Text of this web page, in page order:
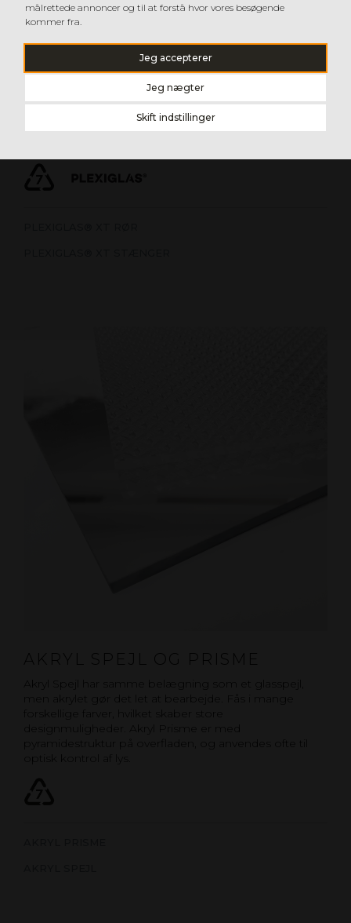
målrettede annoncer og til at forstå hvor vores besøgende
kommer fra.
Jeg accepterer
Jeg nægter
Skift indstillinger
AKRYL RØR OG STÆNGER
Alsidige rør og stænger i ekstruderet akryl. Højglans
eller matteret overflade. Meget lette at bearbejde og
AKRYL SPEJL OG PRISME
Akryl Spejl har samme belægning som et glasspejl,
men akrylet gør det let at bearbejde. Fås i mange
forskellige farver, hvilket skaber store
designmuligheder. Akryl Prisme er med
pyramidestruktur på overfladen, og anvendes ofte til
optisk kontrol af lys.